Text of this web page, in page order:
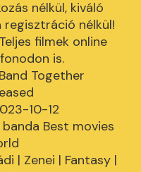
nélkül, kiváló
regisztráció nélkül!
filmek online
is.
Together
10-12
Best movies
| Zenei | Fantasy |